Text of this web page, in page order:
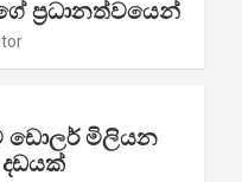
ප්‍රධානත්වයෙන්
ඩොලර් මිලියන
දඩයක්